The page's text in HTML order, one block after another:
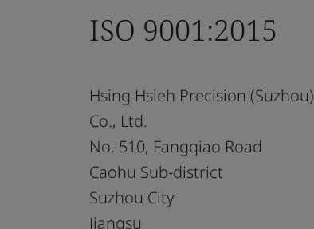
ISO 9001:2015
Hsing Hsieh Precision (Suzhou)
Co., Ltd.
No. 510, Fangqiao Road
Caohu Sub-district
Suzhou City
Jiangsu